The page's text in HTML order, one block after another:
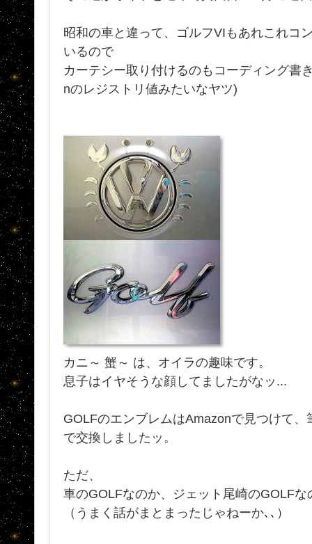
昭和の車と違って、ゴルフVIもあれこれコ
いるので
カーテシー取り付けるのもコーディング書
nのレジストリ値みたいなヤツ)
カニ～ 蟹～ は、オイラの趣味です。
息子はイヤそうな顔してましたがなッ...
GOLFのエンブレムはAmazonで見つけて
で交換しましたッ。
ただ、
車のGOLFなのか、ジェット尾崎のGOLF
（うまく話がまとまったじゃねーか､､）